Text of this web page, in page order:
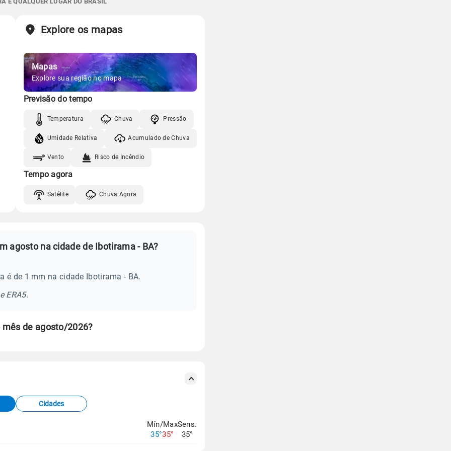
Vento Umidade
06:08h às 17:48h
Nova
Gráfico
Vento Umidade
Explore os mapas
Mapas
Explore sua região no mapa
Previsão do tempo
Temperatura Chuva Pressão
Umidade Relativa Acumulado de Chuva
Vento Risco de Incêndio
Tempo agora
Satélite Chuva Agora
agosto na cidade de Ibotirama - BA?
é de 1 mm na cidade Ibotirama - BA.
ERA5.
de agosto/2026?
Cidades
Mín/Max
35°35°
Sens.
35°